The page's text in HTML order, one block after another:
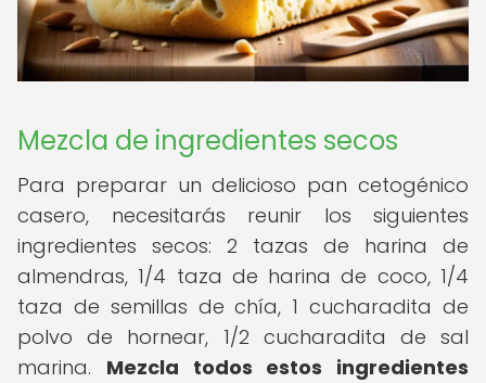
Mezcla de ingredientes secos
Para preparar un delicioso pan cetogénico
casero, necesitarás reunir los siguientes
ingredientes secos: 2 tazas de harina de
almendras, 1/4 taza de harina de coco, 1/4
taza de semillas de chía, 1 cucharadita de
polvo de hornear, 1/2 cucharadita de sal
marina. Mezcla todos estos ingredientes